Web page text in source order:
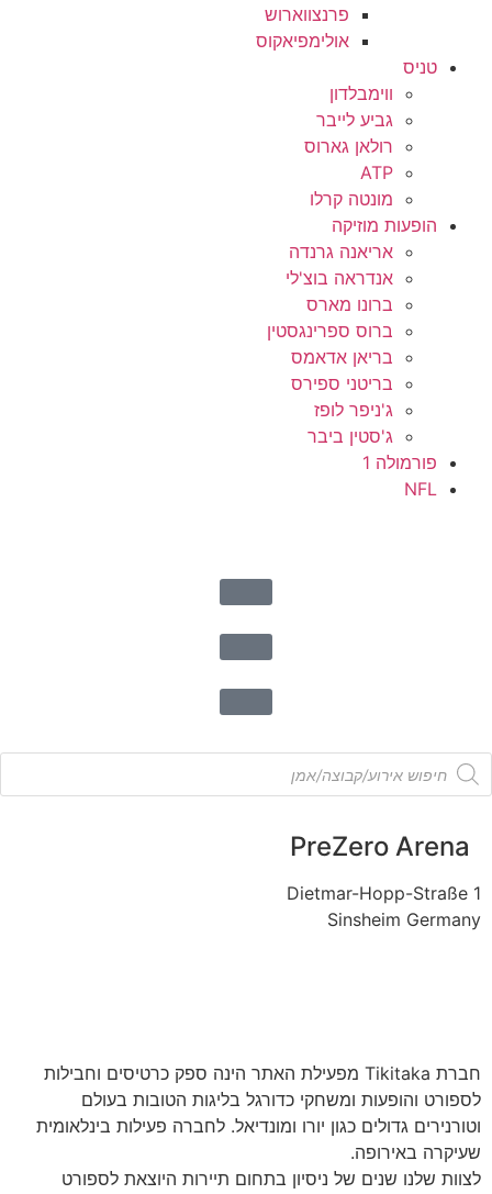
פרנצווארוש
אולימפיאקוס
טניס
ווימבלדון
גביע לייבר
רולאן גארוס
ATP
מונטה קרלו
הופעות מוזיקה
אריאנה גרנדה
אנדראה בוצ'לי
ברונו מארס
ברוס ספרינגסטין
בריאן אדאמס
בריטני ספירס
ג'ניפר לופז
ג'סטין ביבר
פורמולה 1
NFL
PreZero Arena
Dietmar-Hopp-Straße 1
Sinsheim Germany
חברת Tikitaka מפעילת האתר הינה ספק כרטיסים וחבילות
לספורט והופעות ומשחקי כדורגל בליגות הטובות בעולם
וטורנירים גדולים כגון יורו ומונדיאל. לחברה פעילות בינלאומית
שעיקרה באירופה.
לצוות שלנו שנים של ניסיון בתחום תיירות היוצאת לספורט